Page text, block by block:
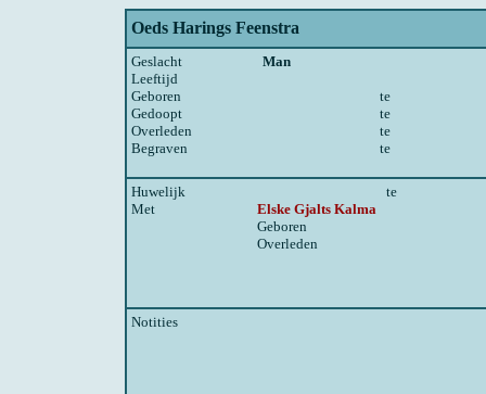
Oeds Harings Feenstra
Geslacht
Man
Leeftijd
Geboren
te
Gedoopt
te
Overleden
te
Begraven
te
Huwelijk
te
Met
Elske Gjalts Kalma
Geboren
Overleden
Notities